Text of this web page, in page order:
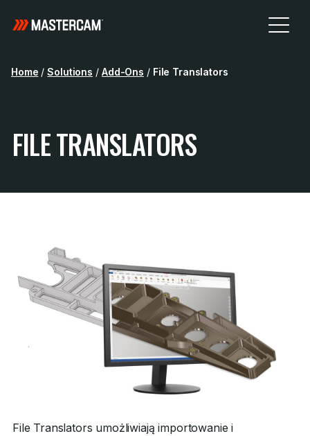
Home / Solutions / Add-Ons / File Translators
FILE TRANSLATORS
File Translators umożliwiają importowanie i